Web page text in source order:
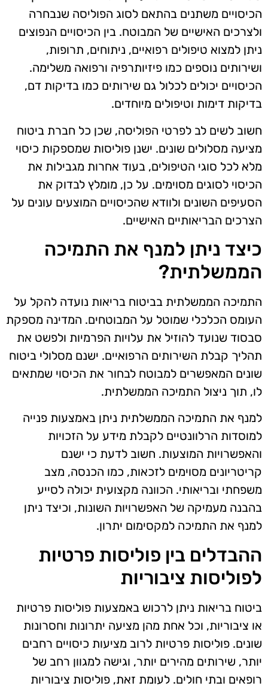
הכיסויים משתנים בהתאם לסוג הפוליסה שנבחרה
ולצרכים האישיים של המבוטח. בין הכיסויים הנפוצים
ניתן למצוא טיפולים רפואיים, ניתוחים, תרופות,
ושירותים נוספים כמו פיזיותרפיה ורפואה משלימה.
הכיסויים יכולים לכלול גם שירותים כמו בדיקות דם,
בדיקות דימות וטיפולים מיוחדים.
חשוב לשים לב לפרטי הפוליסה, שכן כל חברת ביטוח
מציעה מסלולים שונים. ישנן פוליסות שמספקות כיסוי
מלא לכל סוגי הטיפולים, בעוד אחרות מגבילות את
הכיסוי לסוגים מסוימים. על כן, מומלץ לבדוק את
הסעיפים השונים ולוודא שהכיסויים המוצעים עונים על
הצרכים הבריאותיים האישיים.
כיצד ניתן למנף את התמיכה
הממשלתית?
התמיכה הממשלתית בביטוח בריאות נועדה להקל על
העומס הכלכלי שמוטל על המבוטחים. המדינה מספקת
סבסוד שנועד להוזיל את עלויות הפרמיות ולפשט את
תהליך קבלת השירותים הרפואיים. ישנם מסלולי ביטוח
שונים המאפשרים למבוטח לבחור את הכיסוי שמתאים
לו, תוך ניצול התמיכה הממשלתית.
למנף את התמיכה הממשלתית ניתן באמצעות פנייה
למוסדות הרלוונטיים לקבלת מידע על הזכויות
והאפשרויות המוצעות. חשוב לדעת כי ישנם
קריטריונים מסוימים לזכאות, כמו הכנסה, מצב
משפחתי ובריאותי. הכוונה מקצועית יכולה לסייע
בהבנה מעמיקה של האפשרויות השונות, וכיצד ניתן
למנף את התמיכה למקסימום יתרון.
ההבדלים בין פוליסות פרטיות
לפוליסות ציבוריות
ביטוח בריאות ניתן לרכוש באמצעות פוליסות פרטיות
או ציבוריות, וכל אחת מהן מציעה יתרונות וחסרונות
שונים. פוליסות פרטיות לרוב מציעות כיסויים רחבים
יותר, שירותים מהירים יותר, וגישה למגוון רחב של
רופאים ובתי חולים. לעומת זאת, פוליסות ציבוריות